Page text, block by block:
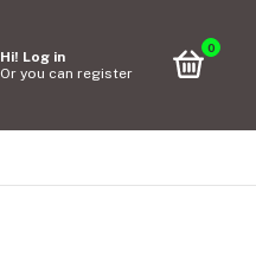
Hi! Log in
Or you can register
0